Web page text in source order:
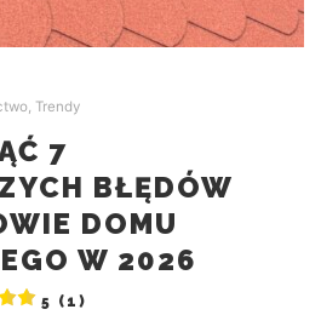
, Trendy
7
BŁĘDÓW
DOMU
W 2026
5 (1)